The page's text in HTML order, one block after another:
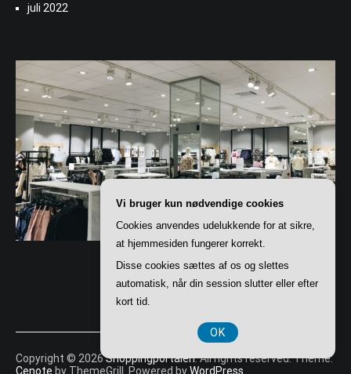
juli 2022
Copyright © 2026Shoppingportalen. All rights reserved. Theme:
Cenote by ThemeGrill. Powered byWordPress
Vi bruger kun nødvendige cookies
Cookies anvendes udelukkende for at sikre,
at hjemmesiden fungerer korrekt.
Disse cookies sættes af os og slettes
automatisk, når din session slutter eller efter
kort tid.
OK